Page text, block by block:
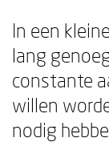
In een
lang
constante
willen
nodig